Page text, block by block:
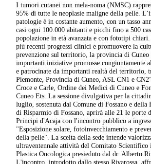
I tumori cutanei non mela-noma (NMSC)
95% di tutte le neoplasie maligne della pelle.
patologie è in costante aumento, con un tasso
casi ogni 100.000 abitanti e picchi fino a 500
popolazione in età avanzata e con fototipi
più recenti progressi clinici e promuovere la
prevenzione sul territorio, la provincia di Cuneo
importanti iniziative promosse congiuntamente
e patrocinate da importanti realtà del territorio,
Piemonte, Provincia di Cuneo, ASL CN1 e
Croce e Carle, Ordine dei Medici di Cuneo e
Cuneo Ets. La sessione divulgativa per la
luglio, sostenuta dal Comune di Fossano e della
di Risparmio di Fossano, aprirà alle 21 le porte
Principi d'Acaja con l'incontro pubblico a
"Esposizione solare, fotoinvecchiamento e
della pelle". La scelta della sede intende
ultraventennale attività del Comitato
Plastica Oncologica presieduto dal dr. Alberto
L'incontro, introdotto dallo stesso Rivarossa,